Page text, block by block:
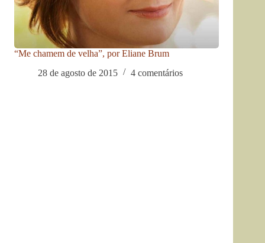
“Me chamem de velha”, por Eliane Brum
28 de agosto de 2015
4 comentários